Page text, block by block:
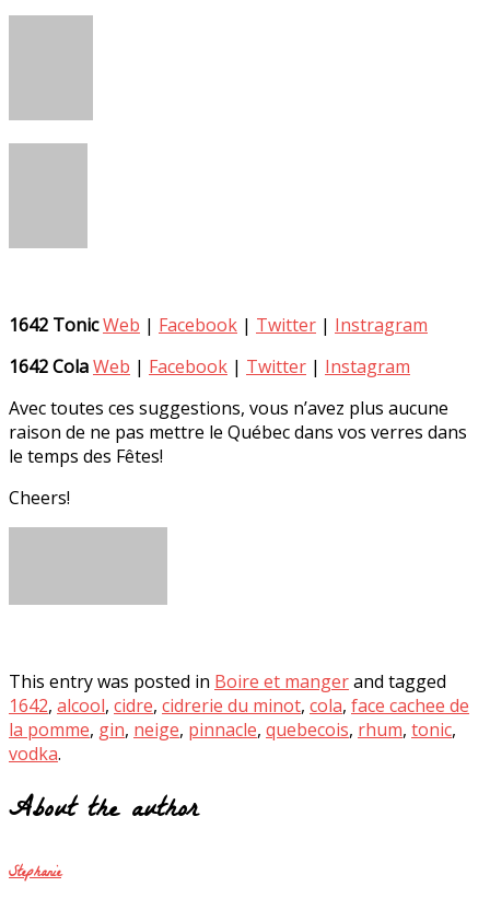
1642 TonicWeb | Facebook | Twitter | Instragram
1642 ColaWeb | Facebook | Twitter | Instagram
Avec toutes ces suggestions, vous n’avez plus aucune
raison de ne pas mettre le Québec dans vos verres dans
le temps des Fêtes!
Cheers!
This entry was posted in Boire et mangerand tagged
1642, alcool, cidre, cidrerie du minot, cola, face cachee de
la pomme, gin, neige, pinnacle, quebecois, rhum, tonic,
vodka.
About the author
Stephanie